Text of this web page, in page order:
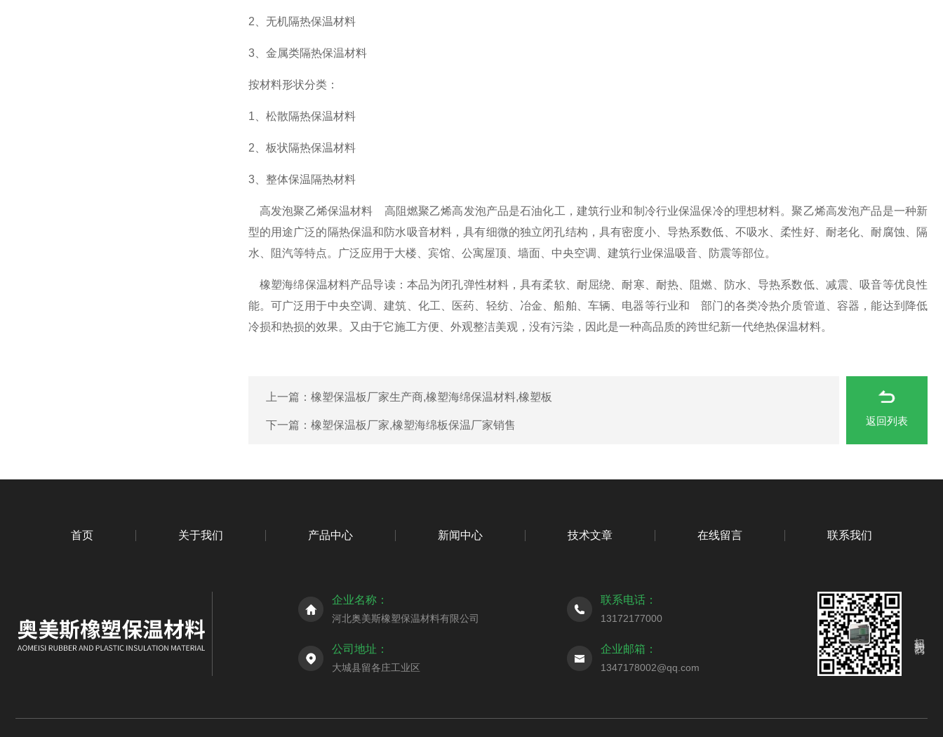
2、无机隔热保温材料
3、金属类隔热保温材料
按材料形状分类：
1、松散隔热保温材料
2、板状隔热保温材料
3、整体保温隔热材料
高发泡聚乙烯保温材料 高阻燃聚乙烯高发泡产品是石油化工，建筑行业和制冷行业保温保冷的理想材料。聚乙烯高发泡产品是一种新
型的用途广泛的隔热保温和防水吸音材料，具有细微的独立闭孔结构，具有密度小、导热系数低、不吸水、柔性好、耐老化、耐腐蚀、隔
水、阻汽等特点。广泛应用于大楼、宾馆、公寓屋顶、墙面、中央空调、建筑行业保温吸音、防震等部位。
橡塑海绵保温材料产品导读：本品为闭孔弹性材料，具有柔软、耐屈绕、耐寒、耐热、阻燃、防水、导热系数低、减震、吸音等优良性
能。可广泛用于中央空调、建筑、化工、医药、轻纺、冶金、船舶、车辆、电器等行业和 部门的各类冷热介质管道、容器，能达到降低
冷损和热损的效果。又由于它施工方便、外观整洁美观，没有污染，因此是一种高品质的跨世纪新一代绝热保温材料。
上一篇： 橡塑保温板厂家生产商,橡塑海绵保温材料,橡塑板
下一篇： 橡塑保温板厂家,橡塑海绵板保温厂家销售 返回列表
首页 关于我们 产品中心 新闻中心 技术文章 在线留言 联系我们
企业名称：
河北奥美斯橡塑保温材料有限公司
联系电话：
13172177000
公司地址：
大城县留各庄工业区
企业邮箱：
1347178002@qq.com